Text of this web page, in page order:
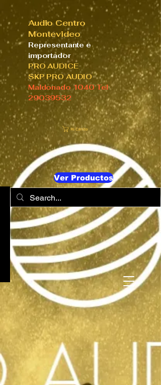
Audio Centro
Montevideo
Representante e
importador
PRO AUDICE
SKP PRO AUDIO
Maldonado 1040 Tel
29039532
Mi Carrito
Ver Productos